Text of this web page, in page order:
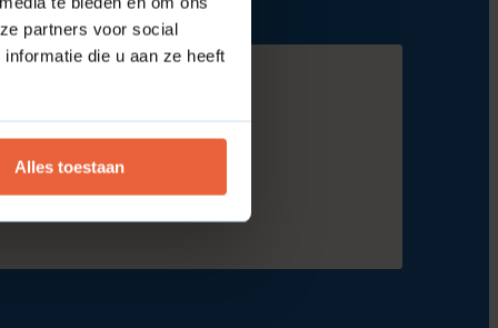
partners voor social
die u aan ze heeft
Alles toestaan